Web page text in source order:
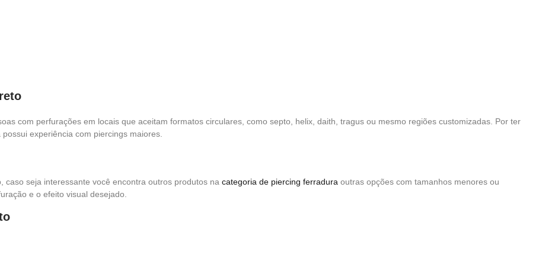
com perfurações em locais que aceitam formatos circulares, como septo, helix, daith, tragus ou mesmo regiões customizadas. Por ter
experiência com piercings maiores.
seja interessante você encontra outros produtos na categoria de piercing ferradura outras opções com tamanhos menores ou
e o efeito visual desejado.